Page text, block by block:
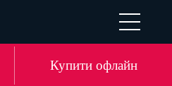
LV RU
Купити офлайн